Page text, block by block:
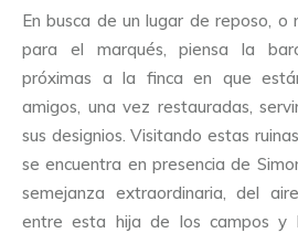
En busca de un lugar de reposo, o
para el marqués, piensa la
próximas a la finca en que
amigos, una vez restauradas,
sus designios. Visitando estas
se encuentra en presencia de
semejanza extraordinaria, del
entre esta hija de los campos y